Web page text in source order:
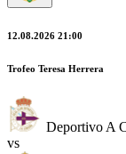
12.08.2026 21:00
Trofeo Teresa Herrera
Deportivo A
vs